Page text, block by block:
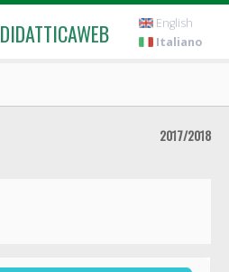
DIDATTICAWEB
English
Italiano
2017/2018